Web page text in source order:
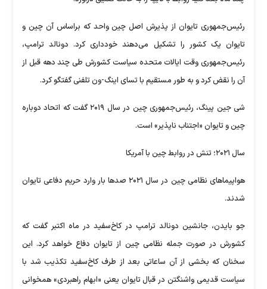
رئیس‌جمهوری تایوان از پذیرش اصل چین واحد که براساس آن چین و
تایوان یک کشور را تشکیل می‌دهند خودداری کرد. دونالد ترامپ،
رئیس‌جمهوری وقت ایالات متحده سیاست کشورش طی چند دهه قبل از
آن را نقض کرد و به طور مستقیم با تسای اینگ-ون تلفنی گفتگو کرد.
شی جین پینگ، رئیس‌جمهوری چین در سال ۲۰۱۹ گفت که اتحاد دوباره
چین و تایوان «اجتناب ناپذیر» است.
سال ۲۰۲۱؛ تنش در روابط چین با آمریکا
هواپیماهای نظامی چین در سال ۲۰۲۱ صدها بار وارد حریم دفاعی تایوان
شدند.
جو بایدن، جانشین دونالد ترامپ در کاخ‌سفید در ماه اکتبر گفت که
کشورش در صورت جمله نظامی چین از تایوان دفاع خواهد کرد. این
سخنان که بخشی از آن ساعاتی بعد از طرف کاخ‌سفید تکذیب شد با
سیاست قدیمی واشنگتن در قبال تایوان یعنی «ابهام راهبردی» همخوانی